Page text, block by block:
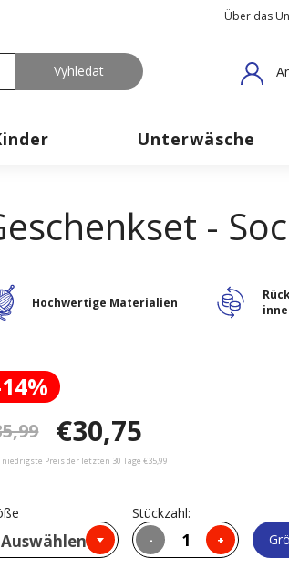
Über das
Unterwäsche
-
Hochwertige Materialien
€30,75
Preis der letzten 30 Tage €35,99
Auswählen
Stückzahl:
- +